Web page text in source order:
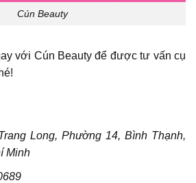
Cún Beauty
với Cún Beauty để được tư vấn cụ
Long, Phường 14, Bình Thạnh,
Minh